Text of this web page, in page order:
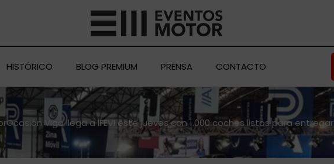
HISTÓRICO BLOG PREMIUM PRENSA CONTACTO
Vigo llega a IFEVI este jueves con 1.000 coches listos para entregar